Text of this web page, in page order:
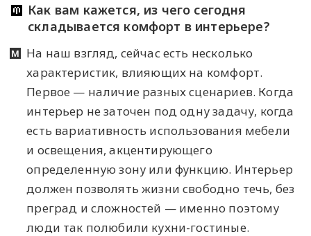
Как вам кажется, из чего сегодня
складывается комфорт в интерьере?
На наш взгляд, сейчас есть несколько
характеристик, влияющих на комфорт.
Первое — наличие разных сценариев. Когда
интерьер не заточен под одну задачу, когда
есть вариативность использования мебели
и освещения, акцентирующего
определенную зону или функцию. Интерьер
должен позволять жизни свободно течь, без
преград и сложностей — именно поэтому
люди так полюбили кухни-гостиные.